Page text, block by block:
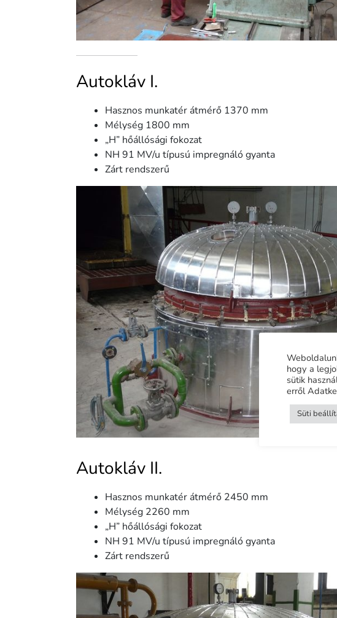
Autokláv I.
Hasznos munkatér átmérő 1370 mm
Mélység 1800 mm
„H” hőállósági fokozat
NH 91 MV/u típusú impregnáló gyanta
Zárt rendszerű
Autokláv II.
Hasznos munkatér átmérő 2450 mm
Mélység 2260 mm
„H” hőállósági fokozat
NH 91 MV/u típusú impregnáló gyanta
Zárt rendszerű
hogy a
sütik
erről
Süti